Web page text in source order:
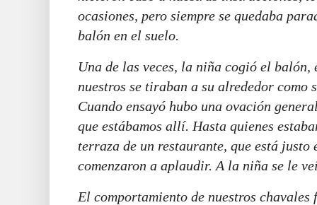
ocasiones, pero siempre se quedaba
balón en el suelo.
Una de las veces, la niña cogió el balón,
nuestros se tiraban a su alrededor
Cuando ensayó hubo una ovación
que estábamos allí. Hasta quienes
terraza de un restaurante, que está justo
comenzaron a aplaudir. A la niña se le
El comportamiento de nuestros chavales